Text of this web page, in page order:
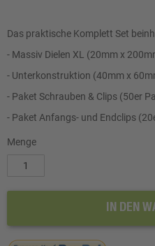
Das praktische Komplett Set
- Massiv Dielen XL (20mm x
- Unterkonstruktion (40mm x
- Paket Schrauben & Clips (50er
- Paket Anfangs- und Endclips
Menge
IN DEN